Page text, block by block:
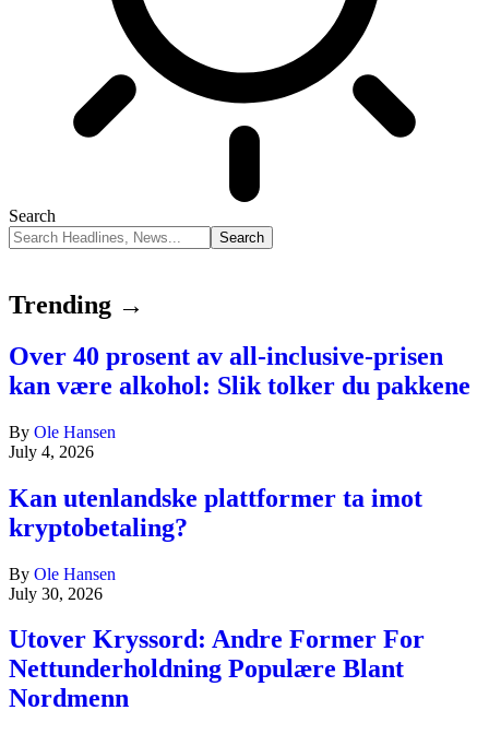
Search
Trending →
Over 40 prosent av all-inclusive-prisen
kan være alkohol: Slik tolker du pakkene
By Ole Hansen
July 4, 2026
Kan utenlandske plattformer ta imot
kryptobetaling?
By Ole Hansen
July 30, 2026
Utover Kryssord: Andre Former For
Nettunderholdning Populære Blant
Nordmenn